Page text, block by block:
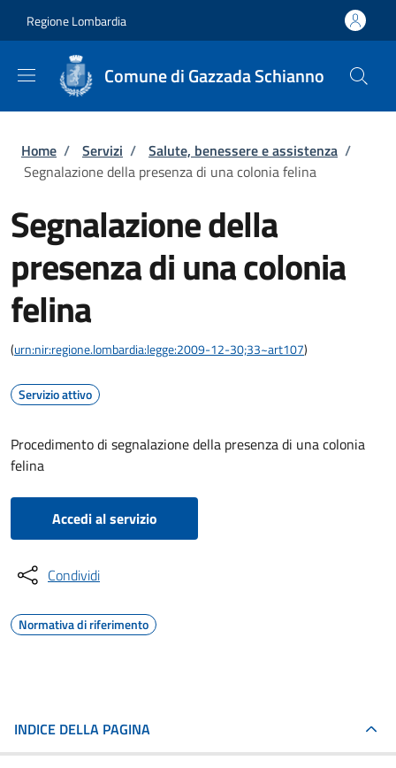
Regione Lombardia
Comune di Gazzada Schianno
Briciole di pane
Home / Servizi / Salute, benessere e assistenza /
Segnalazione della presenza di una colonia felina
Segnalazione della
presenza di una colonia
felina
(urn:nir:regione.lombardia:legge:2009-12-30;33~art107)
Servizio attivo
Procedimento di segnalazione della presenza di una colonia
felina
Accedi al servizio
Condividi
Normativa di riferimento
INDICE DELLA PAGINA